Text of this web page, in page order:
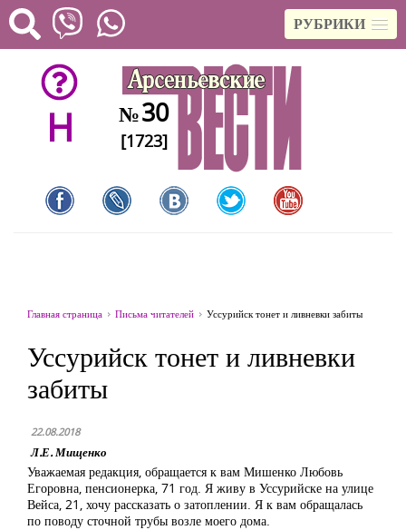
РУБРИКИ
H №30
[1723]
Главная страница Письма читателей Уссурийск тонет и ливневки забиты
Уссурийск тонет и ливневки
забиты
22.08.2018
Л.Е. Мищенко
Уважаемая редакция, обращается к вам Мишенко Любовь
Егоровна, пенсионерка, 71 год. Я живу в Уссурийске на улице
Вейса, 21, хочу рассказать о затоплении. Я к вам обращалась
по поводу сточной трубы возле моего дома.